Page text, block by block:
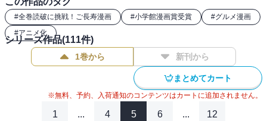
#全巻読破に挑戦！ご長寿漫画 #小学館漫画賞受賞 #グルメ漫画
#アニメ化
シリーズ作品(111件)
1巻から 新刊から
まとめてカート
※無料、予約、入荷通知のコンテンツはカートに追加されません。
1 ... 4 5 6 ... 12